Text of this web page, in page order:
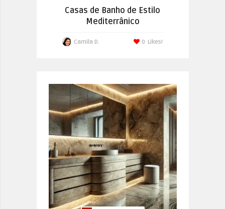
Casas de Banho de Estilo
Mediterrânico
Camila D. Likes!
0